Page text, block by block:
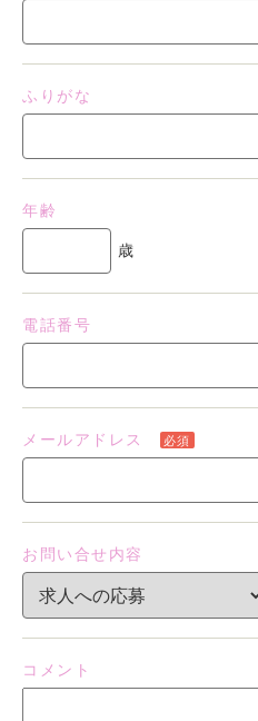
ふりがな
年齢
歳
電話番号
メールアドレス 必須
お問い合せ内容
コメント